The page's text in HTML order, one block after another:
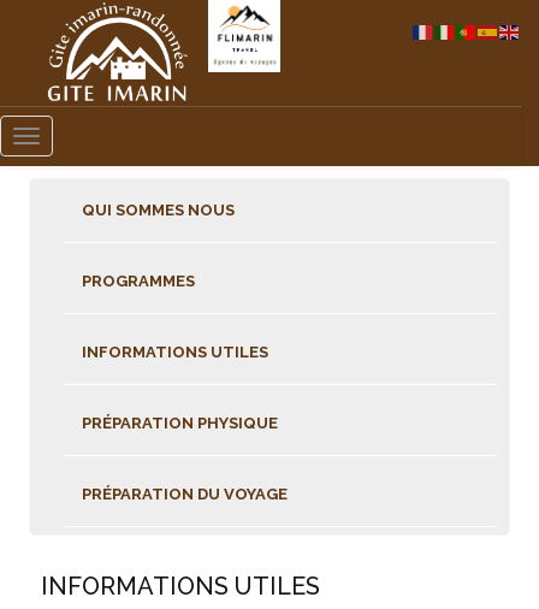
Toggle
QUI SOMMES NOUS
PROGRAMMES
INFORMATIONS UTILES
PRÉPARATION PHYSIQUE
PRÉPARATION DU VOYAGE
INFORMATIONS UTILES